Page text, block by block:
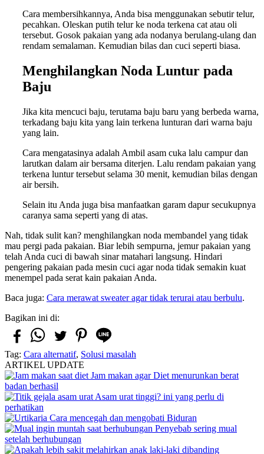
Cara membersihkannya, Anda bisa menggunakan sebutir telur,
pecahkan. Oleskan putih telur ke noda terkena cat atau oli
tersebut. Gosok pakaian yang ada nodanya berulang-ulang dan
rendam semalaman. Kemudian bilas dan cuci seperti biasa.
Menghilangkan Noda Luntur pada
Baju
Jika kita mencuci baju, terutama baju baru yang berbeda warna,
terkadang baju kita yang lain terkena lunturan dari warna baju
yang lain.
Cara mengatasinya adalah Ambil asam cuka lalu campur dan
larutkan dalam air bersama diterjen. Lalu rendam pakaian yang
terkena luntur tersebut selama 30 menit, kemudian bilas dengan
air bersih.
Selain itu Anda juga bisa manfaatkan garam dapur secukupnya
caranya sama seperti yang di atas.
Nah, tidak sulit kan? menghilangkan noda membandel yang tidak
mau pergi pada pakaian. Biar lebih sempurna, jemur pakaian yang
telah Anda cuci di bawah sinar matahari langsung. Hindari
pengering pakaian pada mesin cuci agar noda tidak semakin kuat
menempel pada serat kain pakaian Anda.
Baca juga: Cara merawat sweater agar tidak terurai atau berbulu.
Bagikan ini di:
Tag: Cara alternatif, Solusi masalah
ARTIKEL UPDATE
Jam makan agar Diet menurunkan berat
badan berhasil
Asam urat tinggi? ini yang perlu di
perhatikan
Cara mencegah dan mengobati Biduran
Penyebab sering mual
setelah berhubungan